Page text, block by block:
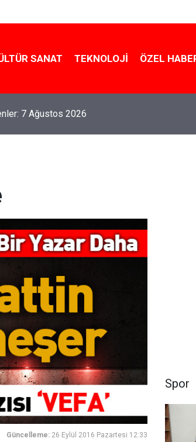
SANAT TEKNOLOJI ÖZEL
7 Ağustos 2026
Güncelleme: 26 Eylül 2016 Pazartesi 12:33
Spor